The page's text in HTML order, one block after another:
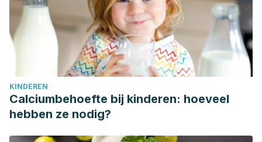
KINDEREN
Calciumbehoefte bij kinderen: hoeveel
hebben ze nodig?